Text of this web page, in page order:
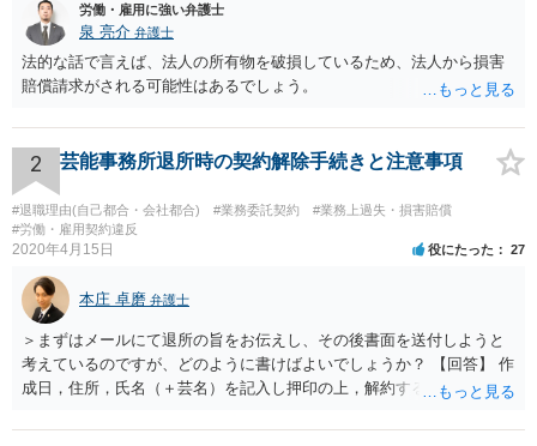
労働・雇用に強い弁護士
泉 亮介 弁護士
法的な話で言えば、法人の所有物を破損しているため、法人から損害
賠償請求がされる可能性はあるでしょう。
2 芸能事務所退所時の契約解除手続きと注意事項
#退職理由(自己都合・会社都合) #業務委託契約
#業務上過失・損害賠償
#労働・雇用契約違反
2020年4月15日 役にたった 27
本庄 卓磨 弁護士
＞まずはメールにて退所の旨をお伝えし、その後書面を送付しようと
考えているのですが、どのように書けばよいでしょうか？ 【回答】 作
成日，住所，氏名（＋芸名）を記入し押印の上，解約する旨を伝える
ようなことはありますでしょうか？ 【回答】 特にないと思われます